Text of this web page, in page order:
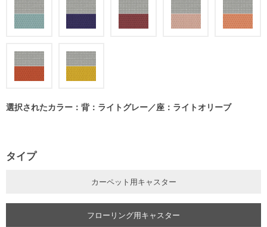
選択されたカラー：背：ライトグレー／座：ライトオリーブ
タイプ
カーペット用キャスター
フローリング用キャスター